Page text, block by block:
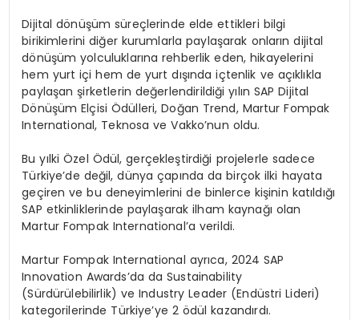
Dijital dönüşüm süreçlerinde elde ettikleri bilgi
birikimlerini diğer kurumlarla paylaşarak onların dijital
dönüşüm yolculuklarına rehberlik eden, hikayelerini
hem yurt içi hem de yurt dışında içtenlik ve açıklıkla
paylaşan şirketlerin değerlendirildiği yılın SAP Dijital
Dönüşüm Elçisi Ödülleri, Doğan Trend, Martur Fompak
International, Teknosa ve Vakko’nun oldu.
Bu yılki Özel Ödül, gerçekleştirdiği projelerle sadece
Türkiye’de değil, dünya çapında da birçok ilki hayata
geçiren ve bu deneyimlerini de binlerce kişinin katıldığı
SAP etkinliklerinde paylaşarak ilham kaynağı olan
Martur Fompak International’a verildi.
Martur Fompak International ayrıca, 2024 SAP
Innovation Awards’da da Sustainability
(Sürdürülebilirlik) ve Industry Leader (Endüstri Lideri)
kategorilerinde Türkiye’ye 2 ödül kazandırdı.